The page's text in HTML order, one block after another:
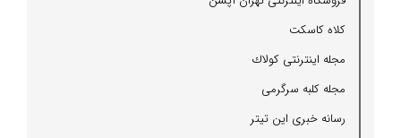
كلاه كاسكت
مجله اینترنتی كولاك
مجله كلبه سرگرمی
رسانه خبری این تیتر